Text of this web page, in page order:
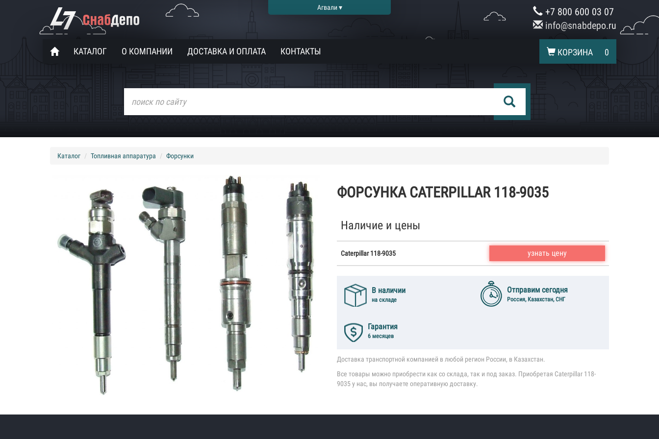
Агвали ▾
+7 800 600 03 07
info@snabdepo.ru
КАТАЛОГ О КОМПАНИИ ДОСТАВКА И ОПЛАТА КОНТАКТЫ КОРЗИНА 0
Каталог Топливная аппаратура Форсунки
ФОРСУНКА CATERPILLAR 118-9035
Наличие и цены
Caterpillar 118-9035 узнать цену
В наличии
на складе
Отправим сегодня
Россия, Казахстан, СНГ
Гарантия
6 месяцев
Доставка транспортной компанией в любой регион России, в Казахстан.
Все товары можно приобрести как со склада, так и под заказ. Приобретая Caterpillar 118-
9035 у нас, вы получаете оперативную доставку.